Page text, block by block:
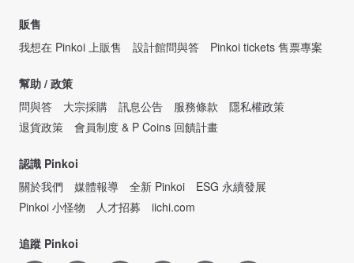
販售
我想在 Pinkoi 上販售
設計館問與答 Pinkoi tickets 售票專案
幫助 / 政策
問與答
大宗採購 訊息公告 服務條款
隱私權政策
退貨政策
會員制度 & P Coins 回饋計畫
認識 Pinkoi
關於我們
媒體報導 全新 Pinkoi
ESG 永續發展
Pinkoi 小怪物
人才招募 iichi.com
追蹤 Pinkoi